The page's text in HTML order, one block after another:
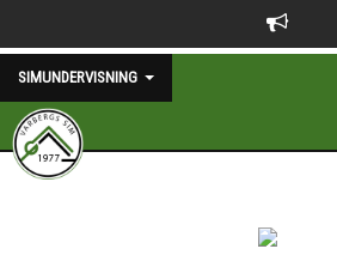
SIMUNDERVISNING
SIMUNDERVISNING